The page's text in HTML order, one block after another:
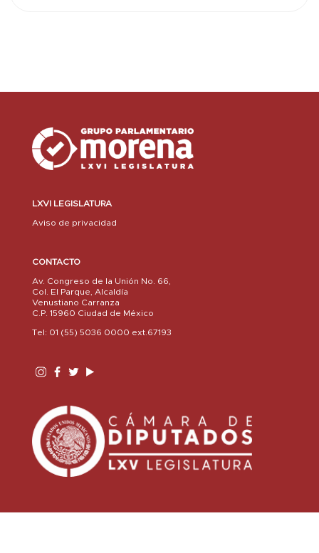
LXVI LEGISLATURA
Aviso de privacidad
CONTACTO
Av. Congreso de la Unión No. 66,
Col. El Parque, Alcaldía
Venustiano Carranza
C.P. 15960 Ciudad de México
Tel: 01 (55) 5036 0000 ext.67193